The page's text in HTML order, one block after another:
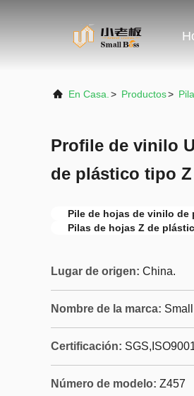
En Casa. > Productos>
Profile de vinilo
de plástico tipo Z
Pile de hojas de vinilo de
Pilas de hojas Z de
Lugar de origen: China.
Nombre de la marca:
Certificación:
Número de modelo: Z457